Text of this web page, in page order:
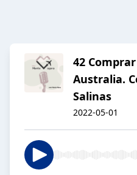
42
Australia.
Salinas
2022-05-01